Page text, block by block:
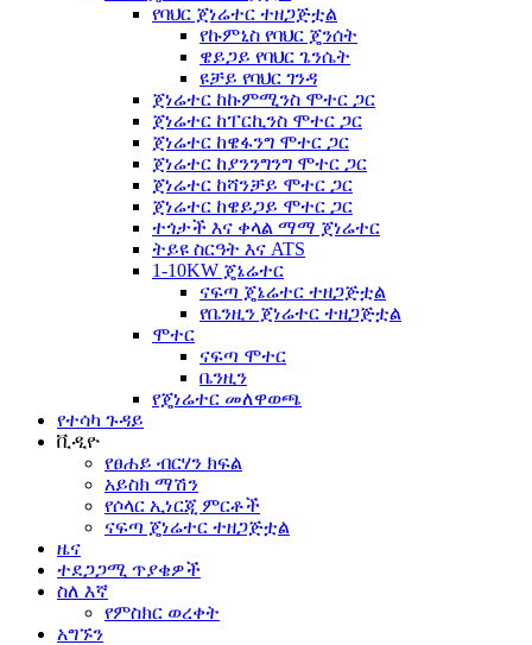
የባህር ጀነሬተር ተዘጋጅቷል
የኩምኒስ የባህር ጄንሰት
ዌይጋይ የባህር ጌንሴት
ዩቻይ የባህር ገንዳ
ጀነሬተር ከኩምሚንስ ሞተር ጋር
ጀነሬተር ከፐርኪንስ ሞተር ጋር
ጀነሬተር ከዌፋንግ ሞተር ጋር
ጀነሬተር ከያንንግንግ ሞተር ጋር
ጀነሬተር ከሻንቻይ ሞተር ጋር
ጀነሬተር ከዌይጋይ ሞተር ጋር
ተጎታች እና ቀላል ማማ ጀነሬተር
ትይዩ ስርዓት እና ATS
1-10KW ጄኔሬተር
ናፍጣ ጄኔሬተር ተዘጋጅቷል
የቤንዚን ጀነሬተር ተዘጋጅቷል
ሞተር
ናፍጣ ሞተር
ቤንዚን
የጄነሬተር መለዋወጫ
የተሳካ ጉዳይ
ቪዲዮ
የፀሐይ ብርሃን ክፍል
አይስክ ማሽን
የሶላር ኢነርጂ ምርቶች
ናፍጣ ጄነሬተር ተዘጋጅቷል
ዜና
ተደጋጋሚ ጥያቄዎች
ስለ እኛ
የምስክር ወረቀት
አግኙን